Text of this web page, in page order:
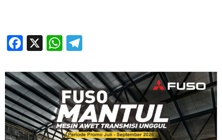
Facebook
X WhatsApp